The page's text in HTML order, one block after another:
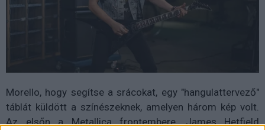
Morello, hogy segítse a srácokat, egy "hangulattervező"
táblát küldött a színészeknek, amelyen három kép volt.
Az elsőn a Metallica frontembere, James Hetfield